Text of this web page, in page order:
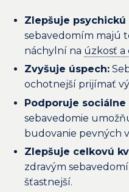
Zlepšuje psychickú
sebavedomím majú
náchylní na úzkosť a
Zvyšuje úspech:
ochotnejší prijímať
Podporuje sociálne
sebavedomie
budovanie pevných
Zlepšuje celkovú
zdravým
šťastnejší.